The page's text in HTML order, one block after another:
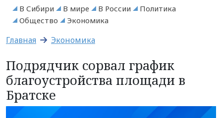
В Сибири В мире В России
Политика
Общество
Экономика
Главная Экономика
Подрядчик сорвал график
благоустройства площади в
Братске